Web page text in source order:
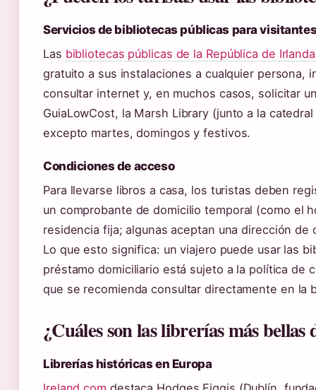
Servicios de bibliotecas públicas para
Las bibliotecas públicas de la República de
gratuito a sus instalaciones a cualquier persona,
consultar internet y, en muchos casos, solicitar
GuiaLowCost, la Marsh Library (junto a la
excepto martes, domingos y festivos.
Condiciones de acceso
Para llevarse libros a casa, los turistas deben
un comprobante de domicilio temporal (como el
residencia fija; algunas aceptan una dirección
Lo que esto significa: un viajero puede usar las
préstamo domiciliario está sujeto a la política de
que se recomienda consultar directamente en la
¿Cuáles son las librerías más bellas
Librerías históricas en Europa